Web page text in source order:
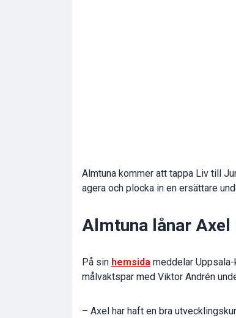
Almtuna kommer att tappa Liv till
agera och plocka in en ersättare
Almtuna lånar Axel
På sin hemsida meddelar
målvaktspar med Viktor Andrén
– Axel har haft en bra